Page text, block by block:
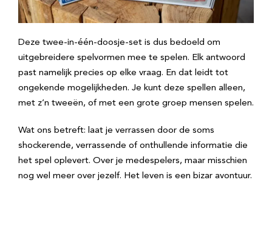
Deze twee-in-één-doosje-set is dus bedoeld om
uitgebreidere spelvormen mee te spelen. Elk antwoord
past namelijk precies op elke vraag. En dat leidt tot
ongekende mogelijkheden. Je kunt deze spellen alleen,
met z’n tweeën, of met een grote groep mensen spelen.
Wat ons betreft: laat je verrassen door de soms
shockerende, verrassende of onthullende informatie die
het spel oplevert. Over je medespelers, maar misschien
nog wel meer over jezelf. Het leven is een bizar avontuur.